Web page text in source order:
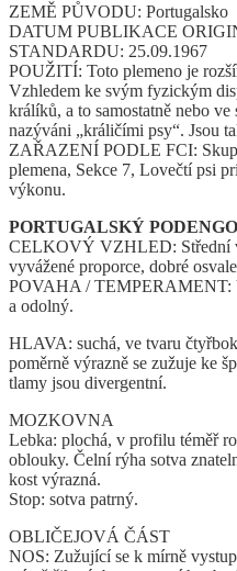
ZEMĚ PŮVODU: Portugalsko
DATUM PUBLIKACE
STANDARDU: 25.09.1967
POUŽITÍ: Toto plemeno je
Vzhledem ke svým fyzickým
králíků, a to samostatně nebo
nazýváni „králičími psy“. Jsou
ZAŘAZENÍ PODLE FCI:
plemena, Sekce 7, Lovečtí psi
výkonu.
PORTUGALSKÝ
CELKOVÝ VZHLED: Střední
vyvážené proporce, dobré
POVAHA / TEMPERAMENT:
a odolný.
HLAVA: suchá, ve tvaru
poměrně výrazně se zužuje ke
tlamy jsou divergentní.
MOZKOVNA
Lebka: plochá, v profilu téměř
oblouky. Čelní rýha sotva
kost výrazná.
Stop: sotva patrný.
OBLIČEJOVÁ ČÁST
NOS: Zužující se k mírně